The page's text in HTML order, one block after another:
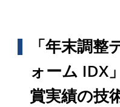
「年末調
ォーム IDX
賞実績の技